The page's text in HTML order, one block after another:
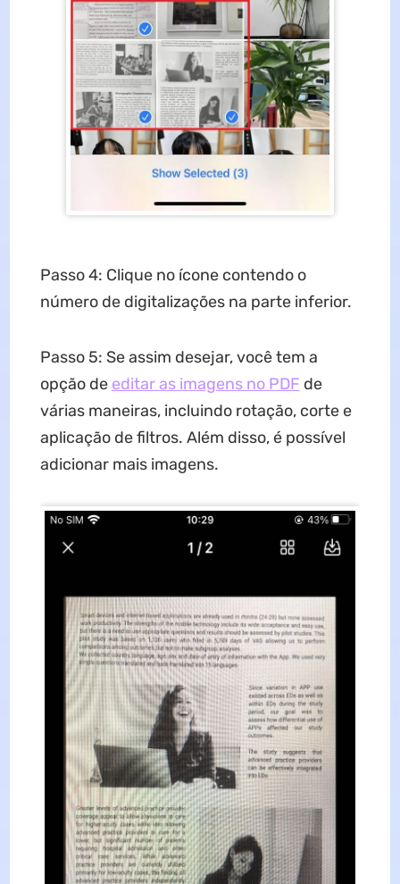
Passo 4: Clique no ícone contendo o
número de digitalizações na parte inferior.
Passo 5: Se assim desejar, você tem a
opção de editar as imagens no PDF de
várias maneiras, incluindo rotação, corte e
aplicação de filtros. Além disso, é possível
adicionar mais imagens.